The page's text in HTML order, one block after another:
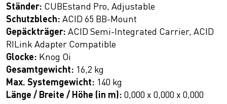
Ständer: CUBEstand Pro, Adjustable
Schutzblech: ACID 65 BB-Mount
Gepäckträger: ACID Semi-Integrated Carrier, ACID
RILink Adapter Compatible
Glocke: Knog Oi
Gesamtgewicht: 16,2 kg
Max. Systemgewicht: 140 kg
Länge / Breite / Höhe (in m): 0,000 x 0,000 x 0,000